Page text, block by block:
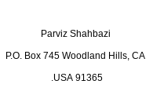
و همایون شجریان
Parviz Shahbazi
P.O. Box 745 Woodland Hills, CA
91365 USA.